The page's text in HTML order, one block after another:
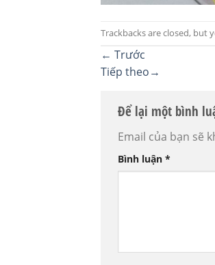
Trackbacks are closed, but
← Trước
Tiếp theo→
Để lại một bình
Email của bạn sẽ
Bình luận *